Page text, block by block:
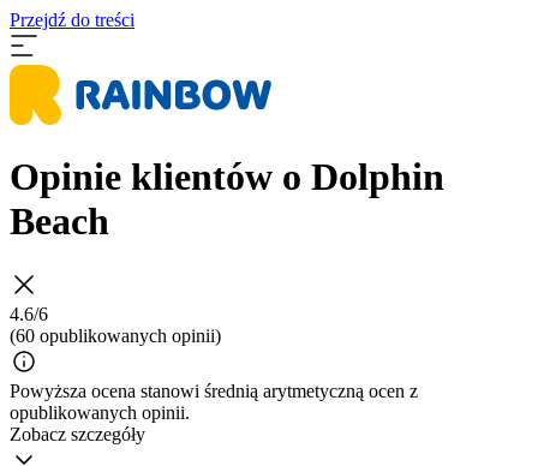
Przejdź do treści
Opinie klientów o Dolphin
Beach
4.6/6
(60 opublikowanych opinii)
Powyższa ocena stanowi średnią arytmetyczną ocen z
opublikowanych opinii.
Zobacz szczegóły